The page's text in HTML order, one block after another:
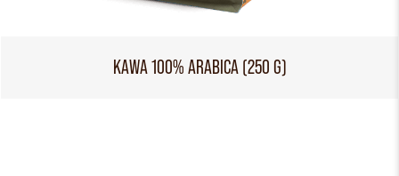
KAWA 100% ARABICA (250 G)